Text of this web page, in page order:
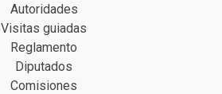
Autoridades
Visitas guiadas
Reglamento
Diputados
Comisiones